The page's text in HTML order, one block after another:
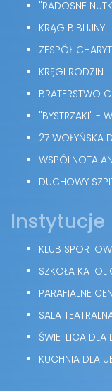
"RADOSNE
KRĄG BIBLIJNY
ZESPÓŁ
KRĘGI RODZIN
BRATERSTWO
"BYSTRZAKI" -
27 WOŁYŃSKA
WSPÓLNOTA
DUCHOWY
Instytucje
KLUB
SZKOŁA
PARAFIALNE
SALA
ŚWIETLICA DLA
KUCHNIA DLA